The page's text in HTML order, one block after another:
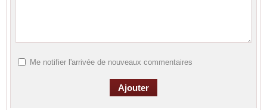
Me notifier l'arrivée de nouveaux commentaires